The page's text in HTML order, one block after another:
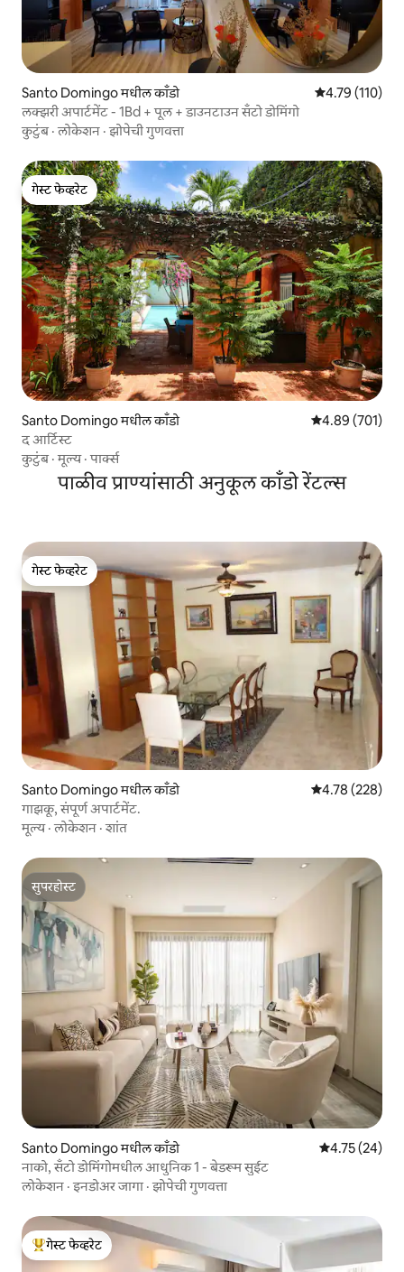
Santo Domingo मधील काँडो 5 पैकी 4.79
4.79 (110)
लक्झरी अपार्टमेंट - 1Bd + पूल + डाउनटाउन सँटो डोमिंगो
कुटुंब·लोकेशन ·झोपेची गुणवत्ता
गेस्ट फेव्हरेट
गेस्ट फेव्हरेट
Santo Domingo मधील काँडो 5 पैकी 4.89
4.89 (701)
द आर्टिस्ट
कुटुंब·मूल्य·पार्क्स
पाळीव प्राण्यांसाठी अनुकूल काँडो रेंटल्स
गेस्ट फेव्हरेट
गेस्ट फेव्हरेट
Santo Domingo मधील काँडो 5 पैकी 4.78
4.78 (228)
गाझकू, संपूर्ण अपार्टमेंट.
मूल्य·लोकेशन ·शांत
सुपरहोस्ट
सुपरहोस्ट
Santo Domingo मधील काँडो 5 पैकी 4.75
4.75 (24)
नाको, सँटो डोमिंगोमधील आधुनिक 1 - बेडरूम सुईट
लोकेशन ·इनडोअर जागा ·झोपेची गुणवत्ता
टॉप गेस्ट फेव्हरेट
गेस्ट फेव्हरेट